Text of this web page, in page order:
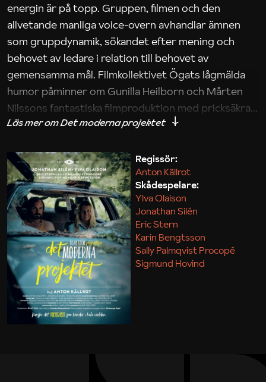
energin är på topp. Gruppen, filmen och den
allvetande manliga voice-overn avhandlar ämnen
som gruppdynamik, sökandet efter mening och
behovet av ledare i relation till behovet av
gemensamma mål. Filmkollektivet Ögats lågmälda
humor påminner om Gunilla Heilborn och Mårten
Nilssons fantastiska filmproduktion med pricksäkra
iakttagelser om hur svårt det kan vara att omsätta
Maja Kekonius
Regissör:
Anton Källrot
Skådespelare:
Ylva Olaison
Jonathan Silén
Eric Stern
Karin Bengtsson
Sally Palmqvist Procopé
Sigmund Hovind